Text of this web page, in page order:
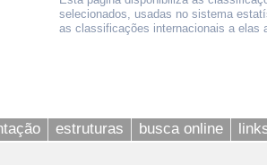
selecionados, usadas no sistema
as classificações internacionais a elas
estruturas busca online